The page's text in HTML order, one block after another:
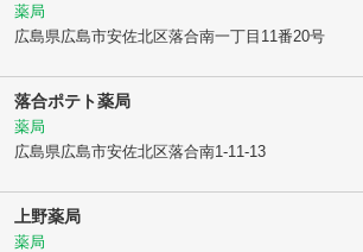
薬局
広島県広島市安佐北区落合南一丁目11番20号
落合ポテト薬局
薬局
広島県広島市安佐北区落合南1-11-13
上野薬局
薬局